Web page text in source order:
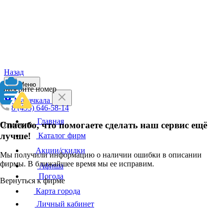
Назад
Выберите номер
8 (495) 646-58-14
Отменить
Спасибо, что помогаете сделать наш сервис ещё
лучше!
Мы получили информацию о наличии ошибки в описании
фирмы. В ближайшее время мы ее исправим.
Вернуться к фирме
Меню
Махачкала
Главная
Каталог фирм
Акции/скидки
Афиша
Погода
Карта города
Личный кабинет